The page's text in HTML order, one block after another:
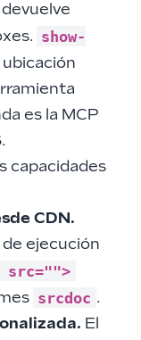
show-
es la MCP
capacidades
CDN.
ejecución
srcdoc .
El